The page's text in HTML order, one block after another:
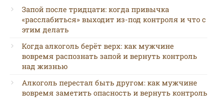
Запой после тридцати: когда привычка
«расслабиться» выходит из-под контроля и что с
этим делать
Когда алкоголь берёт верх: как мужчине
вовремя распознать запой и вернуть контроль
над жизнью
Алкоголь перестал быть другом: как мужчине
вовремя заметить опасность и вернуть контроль